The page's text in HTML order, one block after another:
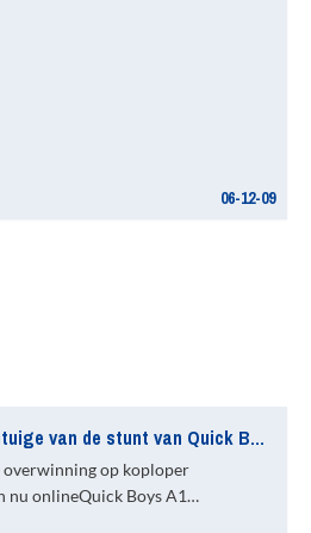
06-12-09
Quick Boys.TV was getuige van de stunt van Quick Boys A1
overwinning op koploper
nu onlineQuick Boys A1…